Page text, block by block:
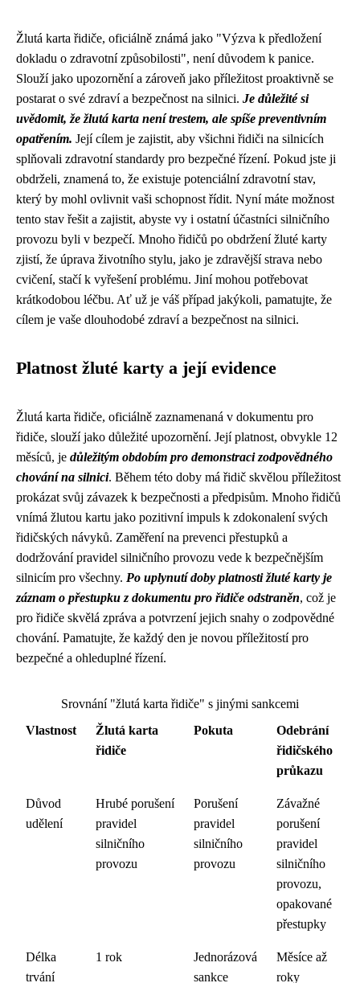
Žlutá karta řidiče, oficiálně známá jako "Výzva k předložení
dokladu o zdravotní způsobilosti", není důvodem k panice.
Slouží jako upozornění a zároveň jako příležitost proaktivně se
postarat o své zdraví a bezpečnost na silnici. Je důležité si
uvědomit, že žlutá karta není trestem, ale spíše preventivním
opatřením. Její cílem je zajistit, aby všichni řidiči na silnicích
splňovali zdravotní standardy pro bezpečné řízení. Pokud jste ji
obdrželi, znamená to, že existuje potenciální zdravotní stav,
který by mohl ovlivnit vaši schopnost řídit. Nyní máte možnost
tento stav řešit a zajistit, abyste vy i ostatní účastníci silničního
provozu byli v bezpečí. Mnoho řidičů po obdržení žluté karty
zjistí, že úprava životního stylu, jako je zdravější strava nebo
cvičení, stačí k vyřešení problému. Jiní mohou potřebovat
krátkodobou léčbu. Ať už je váš případ jakýkoli, pamatujte, že
cílem je vaše dlouhodobé zdraví a bezpečnost na silnici.
Platnost žluté karty a její evidence
Žlutá karta řidiče, oficiálně zaznamenaná v dokumentu pro
řidiče, slouží jako důležité upozornění. Její platnost, obvykle 12
měsíců, je důležitým obdobím pro demonstraci zodpovědného
chování na silnici. Během této doby má řidič skvělou příležitost
prokázat svůj závazek k bezpečnosti a předpisům. Mnoho řidičů
vnímá žlutou kartu jako pozitivní impuls k zdokonalení svých
řidičských návyků. Zaměření na prevenci přestupků a
dodržování pravidel silničního provozu vede k bezpečnějším
silnicím pro všechny. Po uplynutí doby platnosti žluté karty je
záznam o přestupku z dokumentu pro řidiče odstraněn, což je
pro řidiče skvělá zpráva a potvrzení jejich snahy o zodpovědné
chování. Pamatujte, že každý den je novou příležitostí pro
bezpečné a ohleduplné řízení.
Srovnání "žlutá karta řidiče" s jinými sankcemi
Vlastnost
Žlutá karta
řidiče
Pokuta
Odebrání
řidičského
průkazu
Důvod
udělení
Hrubé porušení
pravidel
silničního
provozu
Porušení
pravidel
silničního
provozu
Závažné
porušení
pravidel
silničního
provozu,
opakované
přestupky
Délka
trvání
1 rok
Jednorázová
sankce
Měsíce až
roky